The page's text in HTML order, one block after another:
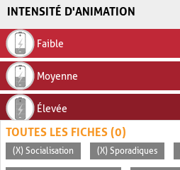
INTENSITÉ D'ANIMATION
Faible
Moyenne
Élevée
TOUTES LES FICHES (0)
(X) Socialisation (X) Sporadiques